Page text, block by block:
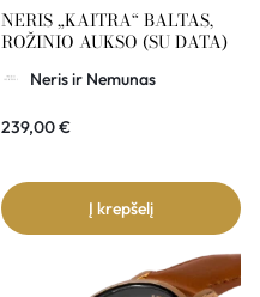
NERIS „KAITRA“ BALTAS,
ROŽINIO AUKSO (SU DATA)
Neris ir Nemunas
239,00€
Į krepšelį